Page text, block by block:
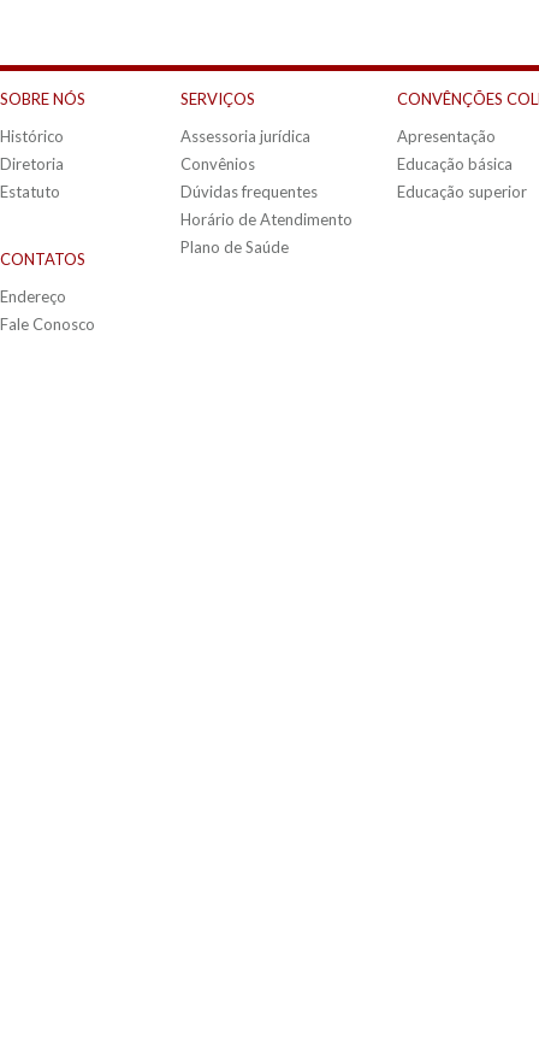
SOBRE NÓS
Histórico
Diretoria
Estatuto
CONTATOS
Endereço
Fale Conosco
SERVIÇOS
Assessoria jurídica
Convênios
Dúvidas frequentes
Horário de Atendimento
Plano de Saúde
CONVÊNÇÕES
Apresentação
Educação básica
Educação superior